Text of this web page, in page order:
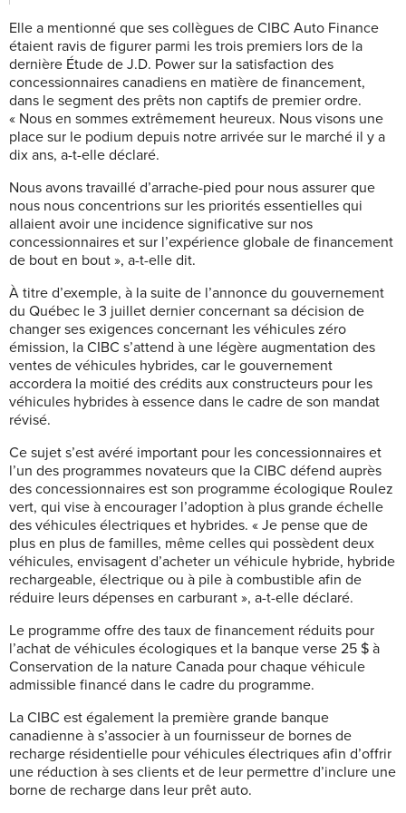
Elle a mentionné que ses collègues de CIBC Auto Finance
étaient ravis de figurer parmi les trois premiers lors de la
dernière Étude de J.D. Power sur la satisfaction des
concessionnaires canadiens en matière de financement,
dans le segment des prêts non captifs de premier ordre.
« Nous en sommes extrêmement heureux. Nous visons une
place sur le podium depuis notre arrivée sur le marché il y a
dix ans, a-t-elle déclaré.
Nous avons travaillé d’arrache-pied pour nous assurer que
nous nous concentrions sur les priorités essentielles qui
allaient avoir une incidence significative sur nos
concessionnaires et sur l’expérience globale de financement
de bout en bout », a-t-elle dit.
À titre d’exemple, à la suite de l’annonce du gouvernement
du Québec le 3 juillet dernier concernant sa décision de
changer ses exigences concernant les véhicules zéro
émission, la CIBC s’attend à une légère augmentation des
ventes de véhicules hybrides, car le gouvernement
accordera la moitié des crédits aux constructeurs pour les
véhicules hybrides à essence dans le cadre de son mandat
révisé.
Ce sujet s’est avéré important pour les concessionnaires et
l’un des programmes novateurs que la CIBC défend auprès
des concessionnaires est son programme écologique Roulez
vert, qui vise à encourager l’adoption à plus grande échelle
des véhicules électriques et hybrides. « Je pense que de
plus en plus de familles, même celles qui possèdent deux
véhicules, envisagent d’acheter un véhicule hybride, hybride
rechargeable, électrique ou à pile à combustible afin de
réduire leurs dépenses en carburant », a-t-elle déclaré.
Le programme offre des taux de financement réduits pour
l’achat de véhicules écologiques et la banque verse 25 $ à
Conservation de la nature Canada pour chaque véhicule
admissible financé dans le cadre du programme.
La CIBC est également la première grande banque
canadienne à s’associer à un fournisseur de bornes de
recharge résidentielle pour véhicules électriques afin d’offrir
une réduction à ses clients et de leur permettre d’inclure une
borne de recharge dans leur prêt auto.